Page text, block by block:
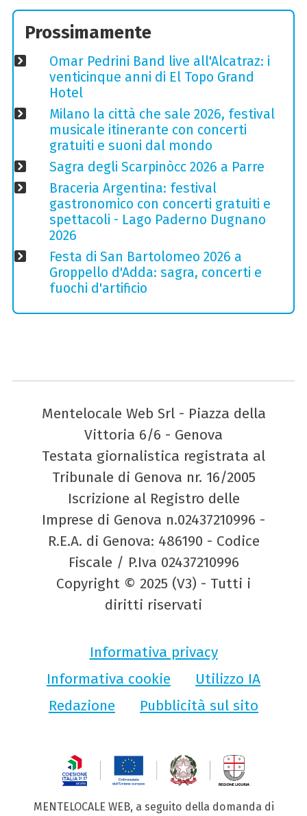
Prossimamente
Omar Pedrini Band live all'Alcatraz: i
venticinque anni di El Topo Grand
Hotel
Milano la città che sale 2026, festival
musicale itinerante con concerti
gratuiti e suoni dal mondo
Sagra degli Scarpinòcc 2026 a Parre
Braceria Argentina: festival
gastronomico con concerti gratuiti e
spettacoli - Lago Paderno Dugnano
2026
Festa di San Bartolomeo 2026 a
Groppello d'Adda: sagra, concerti e
fuochi d'artificio
Mentelocale Web Srl - Piazza della
Vittoria 6/6 - Genova
Testata giornalistica registrata al
Tribunale di Genova nr. 16/2005
Iscrizione al Registro delle
Imprese di Genova n.02437210996 -
R.E.A. di Genova: 486190 - Codice
Fiscale / P.Iva 02437210996
Copyright © 2025 (V3) - Tutti i
diritti riservati
Informativa privacy
Informativa cookie
Utilizzo IA
Redazione
Pubblicità sul sito
MENTELOCALE WEB, a seguito della domanda di